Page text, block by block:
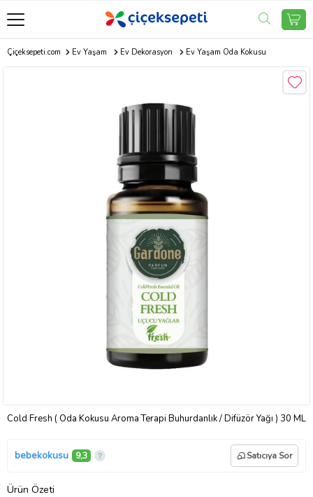
Çiçeksepeti.com Ev Yaşam Ev Dekorasyon Ev Yaşam Oda Kokusu
Cold Fresh ( Oda Kokusu Aroma Terapi Buhurdanlık / Difüzör Yağı ) 30 ML
bebekokusu 9,3 Satıcıya Sor
Ürün Özeti